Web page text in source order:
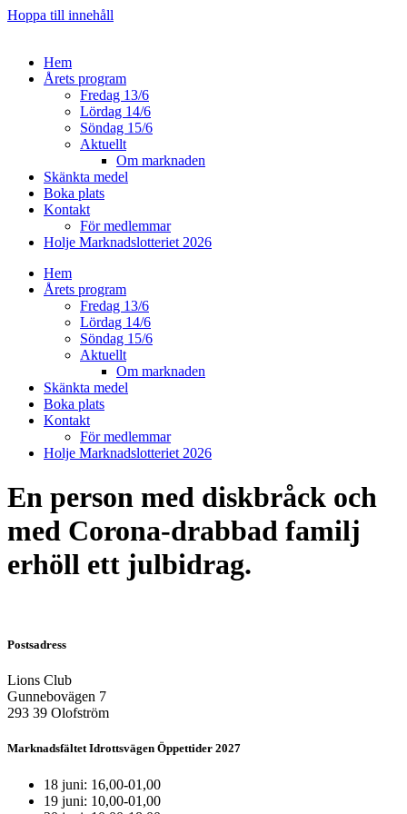
Hoppa till innehåll
Hem
Årets program
Fredag 13/6
Lördag 14/6
Söndag 15/6
Aktuellt
Om marknaden
Skänkta medel
Boka plats
Kontakt
För medlemmar
Holje Marknadslotteriet 2026
Hem
Årets program
Fredag 13/6
Lördag 14/6
Söndag 15/6
Aktuellt
Om marknaden
Skänkta medel
Boka plats
Kontakt
För medlemmar
Holje Marknadslotteriet 2026
En person med diskbråck och
med Corona-drabbad familj
erhöll ett julbidrag.
Postsadress
Lions Club
Gunnebovägen 7
293 39 Olofström
Marknadsfältet Idrottsvägen Öppettider 2027
18 juni: 16,00-01,00
19 juni: 10,00-01,00